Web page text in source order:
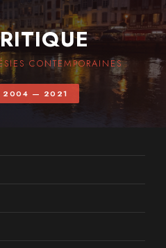
CONTEMPORAINES
2004 — 2021